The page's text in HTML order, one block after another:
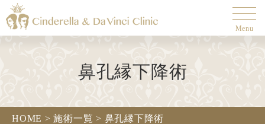
Menu
鼻孔縁下降術
HOME > 施術一覧 > 鼻孔縁下降術